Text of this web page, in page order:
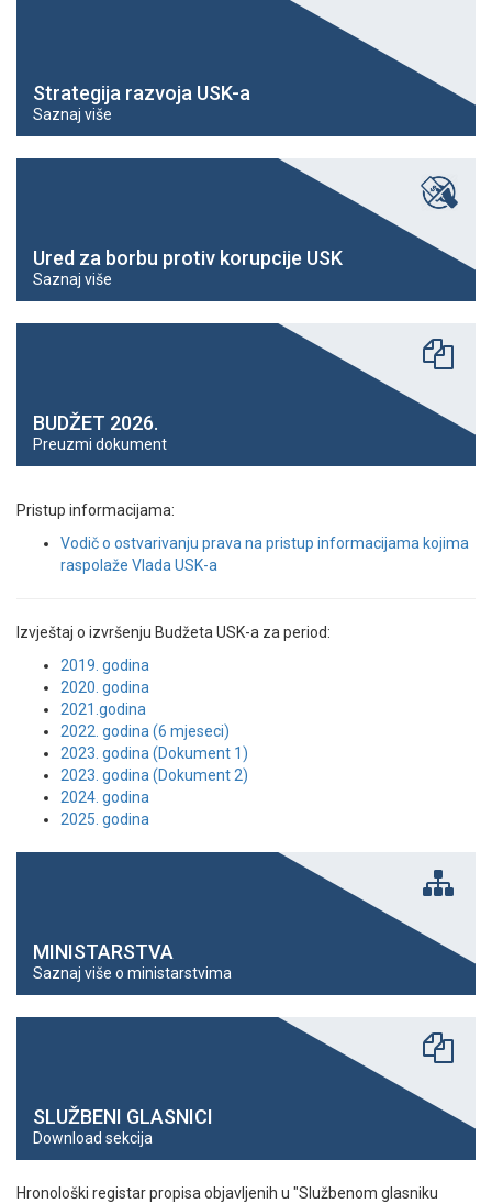
Strategija razvoja USK-a
Saznaj više
Ured za borbu protiv korupcije USK
Saznaj više
BUDŽET 2026.
Preuzmi dokument
Pristup informacijama:
Vodič o ostvarivanju prava na pristup informacijama kojima
raspolaže Vlada USK-a
Izvještaj o izvršenju Budžeta USK-a za period:
2019. godina
2020. godina
2021.godina
2022. godina (6 mjeseci)
2023. godina (Dokument 1)
2023. godina (Dokument 2)
2024. godina
2025. godina
MINISTARSTVA
Saznaj više o ministarstvima
SLUŽBENI GLASNICI
Download sekcija
Hronološki registar propisa objavljenih u "Službenom glasniku